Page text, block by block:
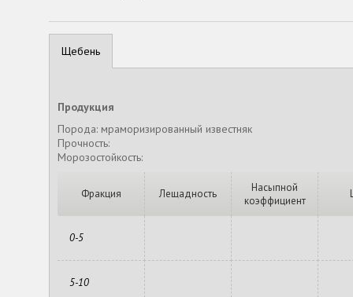
Щебень
Продукция
Порода: мраморизированный известняк
Прочность:
Морозостойкость:
Фракция Лещадность
Насыпной
коэффициент
0-5
5-10